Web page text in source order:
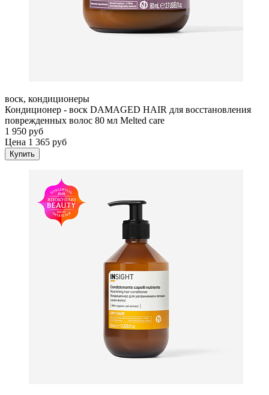
воск, кондиционеры
Кондиционер - воск DAMAGED HAIR для восстановления
поврежденных волос 80 мл Melted care
1 950 руб
Цена 1 365 руб
Купить